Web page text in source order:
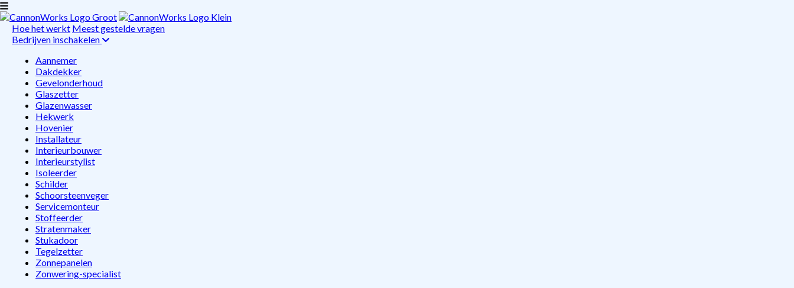
Hoe het werkt Meest gestelde vragen
Bedrijven inschakelen
Aannemer
Dakdekker
Gevelonderhoud
Glaszetter
Glazenwasser
Hekwerk
Hovenier
Installateur
Interieurbouwer
Interieurstylist
Isoleerder
Schilder
Schoorsteenveger
Servicemonteur
Stoffeerder
Stratenmaker
Stukadoor
Tegelzetter
Zonnepanelen
Zonwering-specialist